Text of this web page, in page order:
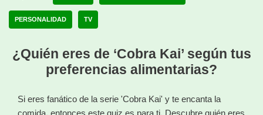
PERSONALIDAD TV
¿Quién eres de ‘Cobra Kai’ según tus
preferencias alimentarias?
Si eres fanático de la serie 'Cobra Kai' y te encanta la
comida, entonces este quiz es para ti. Descubre quién eres